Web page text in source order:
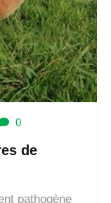
0
de
pathogène